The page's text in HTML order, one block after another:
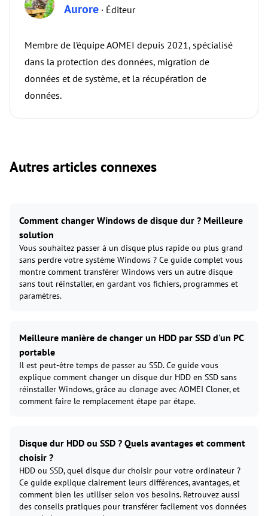
Aurore · Éditeur
Membre de l’équipe AOMEI depuis 2021, spécialisé
dans la protection des données, migration de
données et de système, et la récupération de
données.
Autres articles connexes
Comment changer Windows de disque dur ? Meilleure
solution
Vous souhaitez passer à un disque plus rapide ou plus grand
sans perdre votre système Windows ? Ce guide complet vous
montre comment transférer Windows vers un autre disque
sans tout réinstaller, en gardant vos fichiers, programmes et
paramètres.
Meilleure manière de changer un HDD par SSD d'un PC
portable
Il est peut-être temps de passer au SSD. Ce guide vous
explique comment changer un disque dur HDD en SSD sans
réinstaller Windows, grâce au clonage avec AOMEI Cloner, et
comment faire le remplacement étape par étape.
Disque dur HDD ou SSD ? Quels avantages et comment
choisir ?
HDD ou SSD, quel disque dur choisir pour votre ordinateur ?
Ce guide explique clairement leurs différences, avantages, et
comment bien les utiliser selon vos besoins. Retrouvez aussi
des conseils pratiques pour transférer facilement vos données